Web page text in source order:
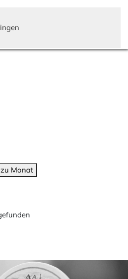
Monat